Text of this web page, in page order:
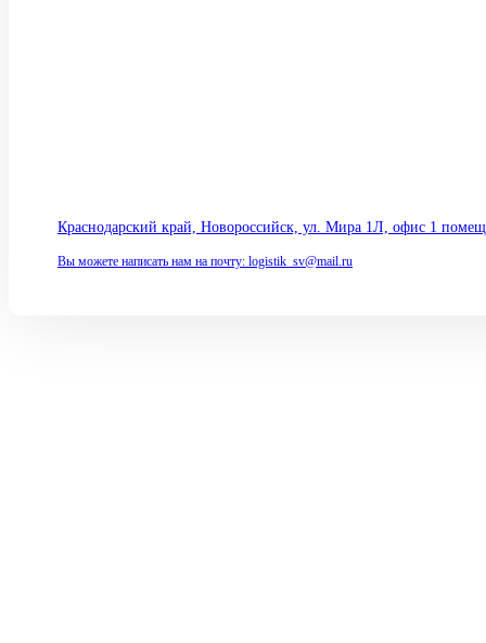
Краснодарский край, Новороссийск, ул. Мира 1Л, офис 1
Вы можете написать нам на почту: logistik_sv@mail.ru